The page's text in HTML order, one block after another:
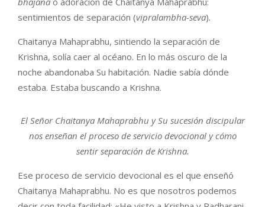
sentimientos de separación (vipralambha-seva).
Chaitanya Mahaprabhu, sintiendo la separación de
Krishna, solía caer al océano. En lo más oscuro de la
noche abandonaba Su habitación. Nadie sabía dónde
estaba. Estaba buscando a Krishna.
El Señor Chaitanya Mahaprabhu y Su sucesión discipular
nos enseñan el proceso de servicio devocional y cómo
sentir separación de Krishna.
Ese proceso de servicio devocional es el que enseñó
Chaitanya Mahaprabhu. No es que nosotros podemos